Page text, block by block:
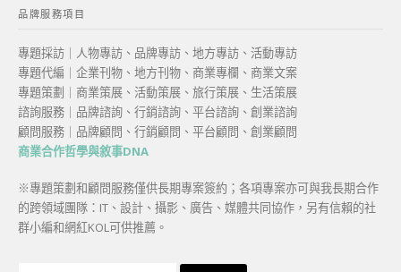
品牌服務項目
專題採訪｜人物專訪、品牌專訪、地方專訪、活動專訪
專題代編｜企業刊物、地方刊物、商業專欄、商業文案
專題策劃｜商業策展、活動策展、旅行策展、生活策展
諮詢服務｜品牌諮詢、行銷諮詢、平台諮詢、創業諮詢
顧問服務｜品牌顧問、行銷顧問、平台顧問、創業顧問
商業合作哲學與敘事DNA
※專題策劃和顧問服務僅供長期專案簽約；各項專案亦可與我長期合作
的跨領域團隊：IT、設計、攝影、廣告、媒體共同協作，另有信賴的社
群小編和網紅KOL可供推薦。